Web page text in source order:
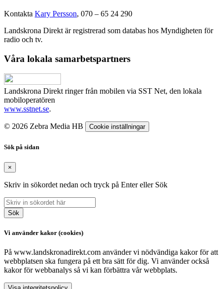
Kontakta Kary Persson, 070 – 65 24 290
Landskrona Direkt är registrerad som databas hos Myndigheten för
radio och tv.
Våra lokala samarbetspartners
Landskrona Direkt ringer från mobilen via SST Net, den lokala
mobiloperatören
www.sstnet.se.
© 2026 Zebra Media HB Cookie inställningar
Sök på sidan
×
Skriv in sökordet nedan och tryck på Enter eller Sök
Sök
Vi använder kakor (cookies)
På www.landskronadirekt.com använder vi nödvändiga kakor för att
webbplatsen ska fungera på ett bra sätt för dig. Vi använder också
kakor för webbanalys så vi kan förbättra vår webbplats.